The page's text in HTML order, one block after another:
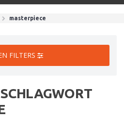
masterpiece
FILTERS